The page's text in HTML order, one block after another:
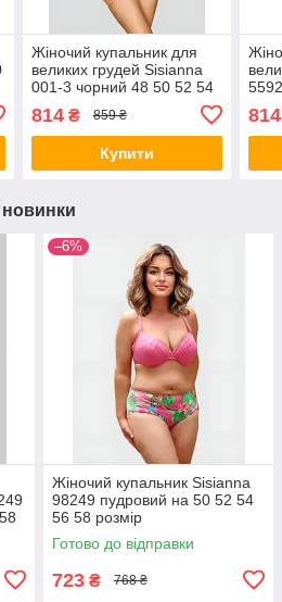
Жіночий купальник для
великих грудей Sisianna
001-3 чорний 48 50 52 54
814₴ 859 ₴
Купити
814
новинки
–6%
Жіночий купальник Sisianna
98249 пудровий на 50 52 54
56 58 розмір
Готово до відправки
723 ₴ 768 ₴